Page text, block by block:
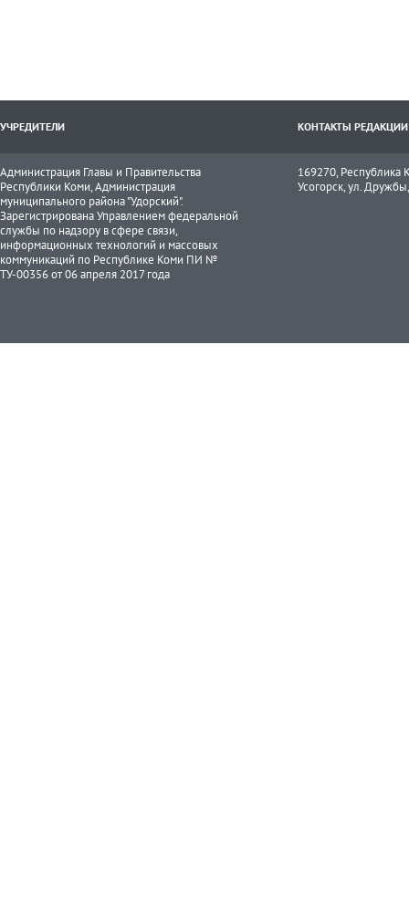
УЧРЕДИТЕЛИ КОНТАКТЫ РЕДАКЦИИ
Администрация Главы и Правительства
Республики Коми, Администрация
муниципального района "Удорский".
Зарегистрирована Управлением федеральной
службы по надзору в сфере связи,
информационных технологий и массовых
коммуникаций по Республике Коми ПИ №
ТУ-00356 от 06 апреля 2017 года
169270, Республика
Усогорск, ул.